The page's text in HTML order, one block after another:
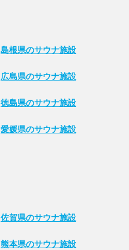
島根県のサウナ施設
広島県のサウナ施設
徳島県のサウナ施設
愛媛県のサウナ施設
佐賀県のサウナ施設
熊本県のサウナ施設